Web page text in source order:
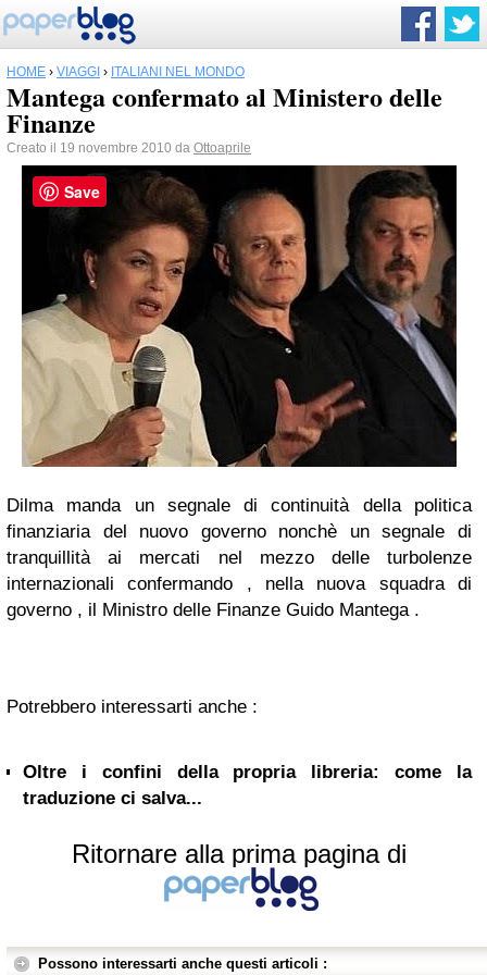
HOME › VIAGGI › ITALIANI NEL MONDO
Mantega confermato al Ministero delle
Finanze
Creato il 19 novembre 2010 da Ottoaprile
Dilma manda un segnale di continuità della politica
finanziaria del nuovo governo nonchè un segnale di
tranquillità ai mercati nel mezzo delle turbolenze
internazionali confermando , nella nuova squadra di
governo , il Ministro delle Finanze Guido Mantega .
Potrebbero interessarti anche :
Oltre i confini della propria libreria: come la
traduzione ci salva...
Ritornare alla prima pagina di
Possono interessarti anche questi articoli :
Save